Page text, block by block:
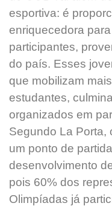
esportiva: é
enriquecedora
participantes,
do país. Esses
que mobilizam
estudantes,
organizados em
Segundo La Porta,
um ponto de
desenvolvimento
pois 60% dos
Olimpíadas já